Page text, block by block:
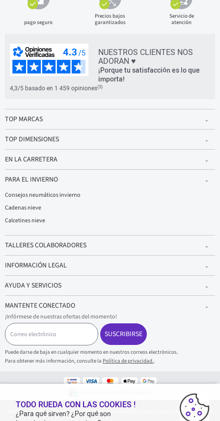
pago seguro
Precios bajos
garantizados
Servicio de
atención
NUESTROS CLIENTES NOS
ADORAN ♥
¡Porque tu satisfacción es lo que
importa!
4,3/5 basado en 1 459 opiniones(3)
TOP MARCAS
TOP DIMENSIONES
EN LA CARRETERA
PARA EL INVIERNO
Consejos neumáticos invierno
Cadenas nieve
Calcetines nieve
TALLERES COLABORADORES
INFORMACIÓN LEGAL
AYUDA Y SERVICIOS
MANTENTE CONECTADO
¡Infórmese de nuestras ofertas del momento!
C
o
r
r
e
o
l
SUSCRIBIRSE
Puede darse de baja en cualquier momento en nuestros correos electrónicos.
Para obtener más información, consulte la Política de privacidad..
1001Neumaticos - Copyright 2025 - Todos los derechos reservados 1001Neumaticos
TODO RUEDA CON LAS COOKIES !
¿Para qué sirven? ¿Por qué son